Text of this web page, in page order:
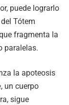
puede lograrlo
Tótem
fragmenta la
paralelas.
la apoteosis
, un cuerpo
sigue